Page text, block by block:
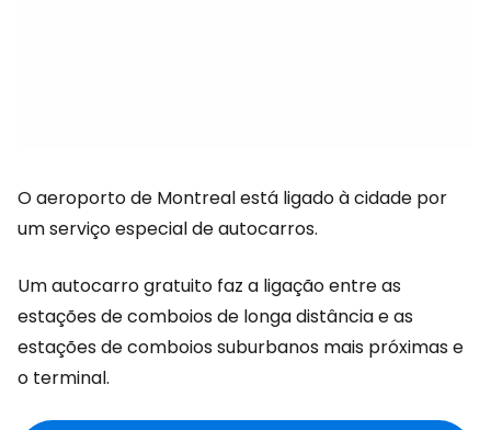
O aeroporto de Montreal está ligado à cidade por
um serviço especial de autocarros.
Um autocarro gratuito faz a ligação entre as
estações de comboios de longa distância e as
estações de comboios suburbanos mais próximas e
o terminal.